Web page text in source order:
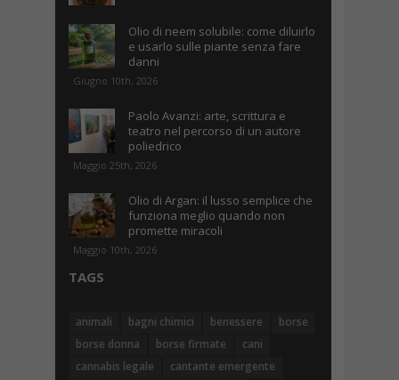
Olio di neem solubile: come diluirlo
e usarlo sulle piante senza fare
danni
Giugno 10th, 2026
Paolo Avanzi: arte, scrittura e
teatro nel percorso di un autore
poliedrico
Maggio 25th, 2026
Olio di Argan: il lusso semplice che
funziona meglio quando non
promette miracoli
Maggio 10th, 2026
TAGS
animali bagni chimici benessere
borse
borse donna
borse firmate
cani
cannabis legale
cantante emergente